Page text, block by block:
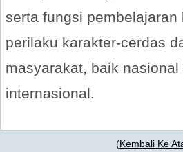
serta fungsi pembelajaran
perilaku karakter-cerdas
masyarakat, baik nasional
internasional.
(Kembali Ke